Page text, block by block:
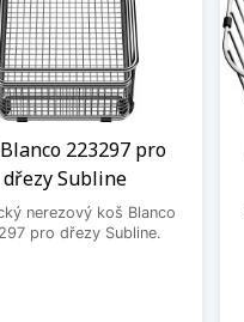
223297 pro
dřezy Subline
nerezový koš Blanco
pro dřezy Subline.